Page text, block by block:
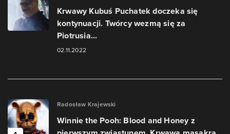
Krwawy Kubuś Puchatek doczeka się
kontynuacji. Twórcy wezmą się za
Piotrusia...
02.11.2022
Radosław Krajewski
Winnie the Pooh: Blood and Honey z